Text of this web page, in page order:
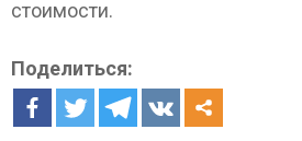
стоимости.
Поделиться: